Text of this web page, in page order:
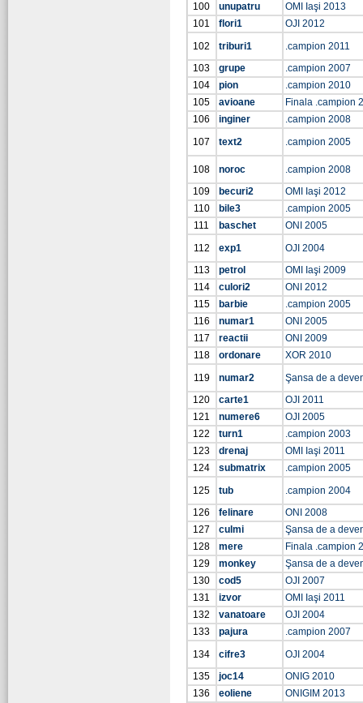
100
unupatru
OMI Iaşi 2013
101
flori1
OJI 2012
102
triburi1
.campion 2011
103
grupe
.campion 2007
104
pion
.campion 2010
105
avioane
Finala .campion
106
inginer
.campion 2008
107
text2 .campion 2005
108 noroc
.campion 2008
109
becuri2
OMI Iaşi 2012
110
bile3
.campion 2005
111
baschet
ONI 2005
112
exp1
OJI 2004
113
petrol
OMI Iaşi 2009
114
culori2
ONI 2012
115
barbie
.campion 2005
116
numar1
ONI 2005
117
reactii
ONI 2009
118
ordonare
XOR 2010
119
numar2
Şansa de a
120
carte1
OJI 2011
121
numere6
OJI 2005
122
turn1
.campion 2003
123
drenaj
OMI Iaşi 2011
124
submatrix
.campion 2005
125
tub
.campion 2004
126
felinare
ONI 2008
127
culmi
Şansa de a
128
mere
Finala .campion
129
monkey
Şansa de a
130
cod5
OJI 2007
131
izvor
OMI Iaşi 2011
132
vanatoare
OJI 2004
133
pajura
.campion 2007
134
cifre3
OJI 2004
135
joc14
ONIG 2010
136
eoliene ONIGIM 2013